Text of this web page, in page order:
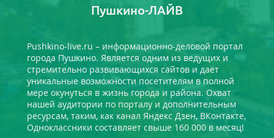
Пушкино-ЛАЙВ
Pushkino-live.ru – информационно-деловой портал
города Пушкино. Является одним из ведущих и
стремительно развивающихся сайтов и даёт
уникальные возможности посетителям в полной
мере окунуться в жизнь города и района. Охват
нашей аудитории по порталу и дополнительным
ресурсам, таким, как канал Яндекс Дзен, ВКонтакте,
Одноклассники составляет свыше 160 000 в месяц!